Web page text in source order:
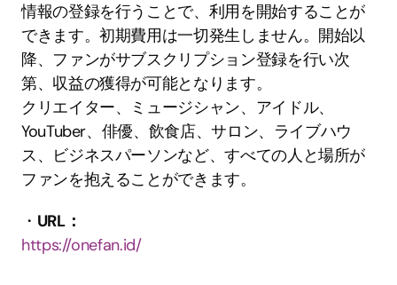
情報の登録を行うことで、利用を開始することが
できます。初期費用は一切発生しません。開始以
降、ファンがサブスクリプション登録を行い次
第、収益の獲得が可能となります。
クリエイター、ミュージシャン、アイドル、
YouTuber、俳優、飲食店、サロン、ライブハウ
ス、ビジネスパーソンなど、すべての人と場所が
ファンを抱えることができます。
・ URL：
https://onefan.id/